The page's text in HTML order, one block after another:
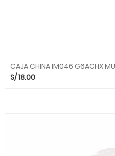
CAJA CHINA IM046 G6ACHX
S/18.00